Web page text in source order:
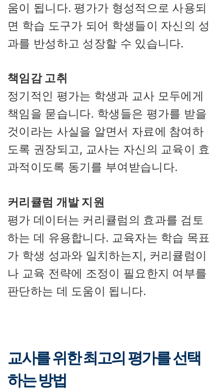
움이 됩니다. 평가가 형성적으로 사용되
면 학습 도구가 되어 학생들이 자신의 성
과를 반성하고 성장할 수 있습니다.
책임감 고취
정기적인 평가는 학생과 교사 모두에게
책임을 묻습니다. 학생들은 평가를 받을
것이라는 사실을 알면서 자료에 참여하
도록 권장되고, 교사는 자신의 교육이 효
과적이도록 동기를 부여받습니다.
커리큘럼 개발 지원
평가 데이터는 커리큘럼의 효과를 검토
하는 데 유용합니다. 교육자는 학습 목표
가 학생 성과와 일치하는지, 커리큘럼이
나 교육 전략에 조정이 필요한지 여부를
판단하는 데 도움이 됩니다.
교사를 위한 최고의 평가를 선택
하는 방법